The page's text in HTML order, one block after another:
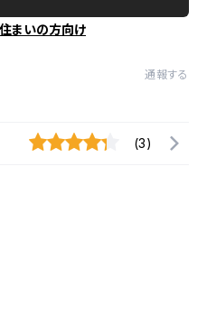
まいの方向け
通報する
(3)